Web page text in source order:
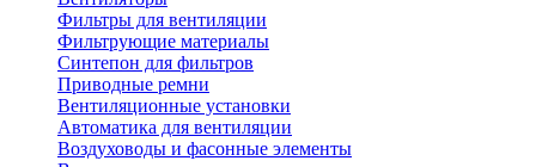
Фильтры для вентиляции
Фильтрующие материалы
Синтепон для фильтров
Приводные ремни
Вентиляционные установки
Автоматика для вентиляции
Воздуховоды и фасонные элементы